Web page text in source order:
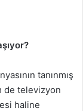
tanınmış
de televizyon
haline